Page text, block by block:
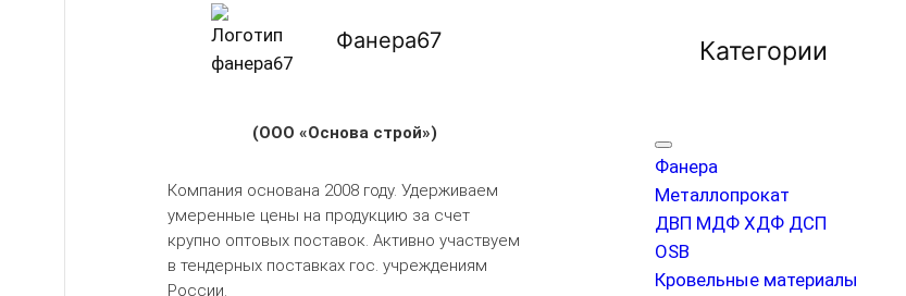
Фанера67
(ООО «Основа строй»)
Компания основана 2008 году. Удерживаем
умеренные цены на продукцию за счет
крупно оптовых поставок. Активно участвуем
в тендерных поставках гос. учреждениям
России.
Категории
Фанера
Металлопрокат
ДВП МДФ ХДФ ДСП
OSB
Кровельные материалы